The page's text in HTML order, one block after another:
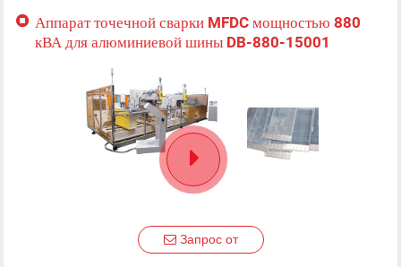
Аппарат точечной сварки MFDC мощностью 880
кВА для алюминиевой шины DB-880-15001
Запрос от